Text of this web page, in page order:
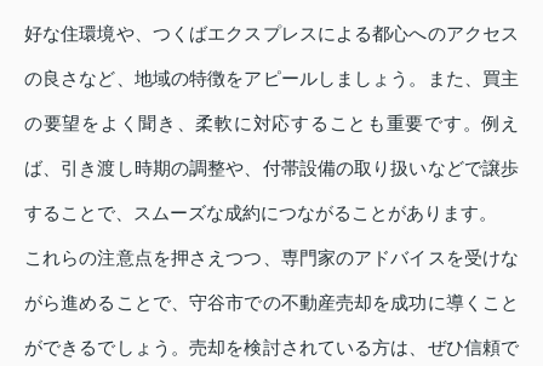
好な住環境や、つくばエクスプレスによる都心へのアクセス
の良さなど、地域の特徴をアピールしましょう。また、買主
の要望をよく聞き、柔軟に対応することも重要です。例え
ば、引き渡し時期の調整や、付帯設備の取り扱いなどで譲歩
することで、スムーズな成約につながることがあります。
これらの注意点を押さえつつ、専門家のアドバイスを受けな
がら進めることで、守谷市での不動産売却を成功に導くこと
ができるでしょう。売却を検討されている方は、ぜひ信頼で